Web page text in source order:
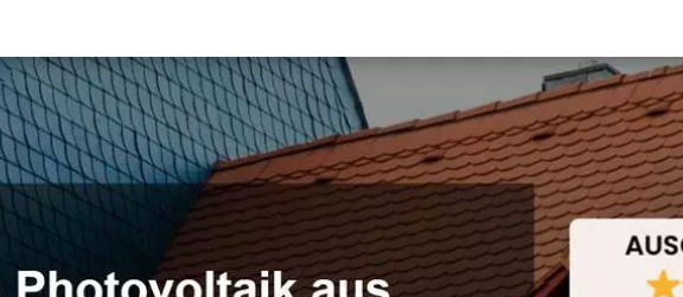
Dachfenster, Dachgauben, Dachstuhl. Direkt bei
Ihr Dachdeckermeister. Mit uns erreichen Sie Ihre Ziele ✉.